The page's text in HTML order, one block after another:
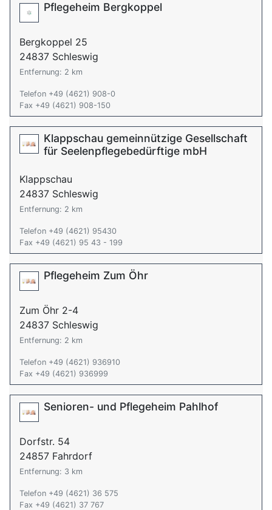
Pflegeheim Bergkoppel
Bergkoppel 25
24837 Schleswig
Entfernung: 2 km
Telefon +49 (4621) 908-0
Fax +49 (4621) 908-150
Klappschau gemeinnützige Gesellschaft
für Seelenpflegebedürftige mbH
Klappschau
24837 Schleswig
Entfernung: 2 km
Telefon +49 (4621) 95430
Fax +49 (4621) 95 43 - 199
Pflegeheim Zum Öhr
Zum Öhr 2-4
24837 Schleswig
Entfernung: 2 km
Telefon +49 (4621) 936910
Fax +49 (4621) 936999
Senioren- und Pflegeheim Pahlhof
Dorfstr. 54
24857 Fahrdorf
Entfernung: 3 km
Telefon +49 (4621) 36 575
Fax +49 (4621) 37 767